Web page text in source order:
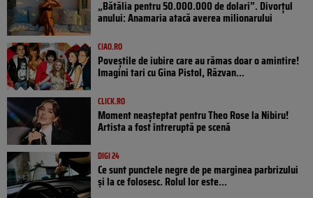
„Bătălia pentru 50.000.000 de dolari”. Divorțul
anului: Anamaria atacă averea milionarului
CIAO.RO
Poveştile de iubire care au rămas doar o amintire!
Imagini tari cu Gina Pistol, Răzvan...
CLICK.RO
Moment neașteptat pentru Theo Rose la Nibiru!
Artista a fost întreruptă pe scenă
DIGI 24
Ce sunt punctele negre de pe marginea parbrizului
și la ce folosesc. Rolul lor este...